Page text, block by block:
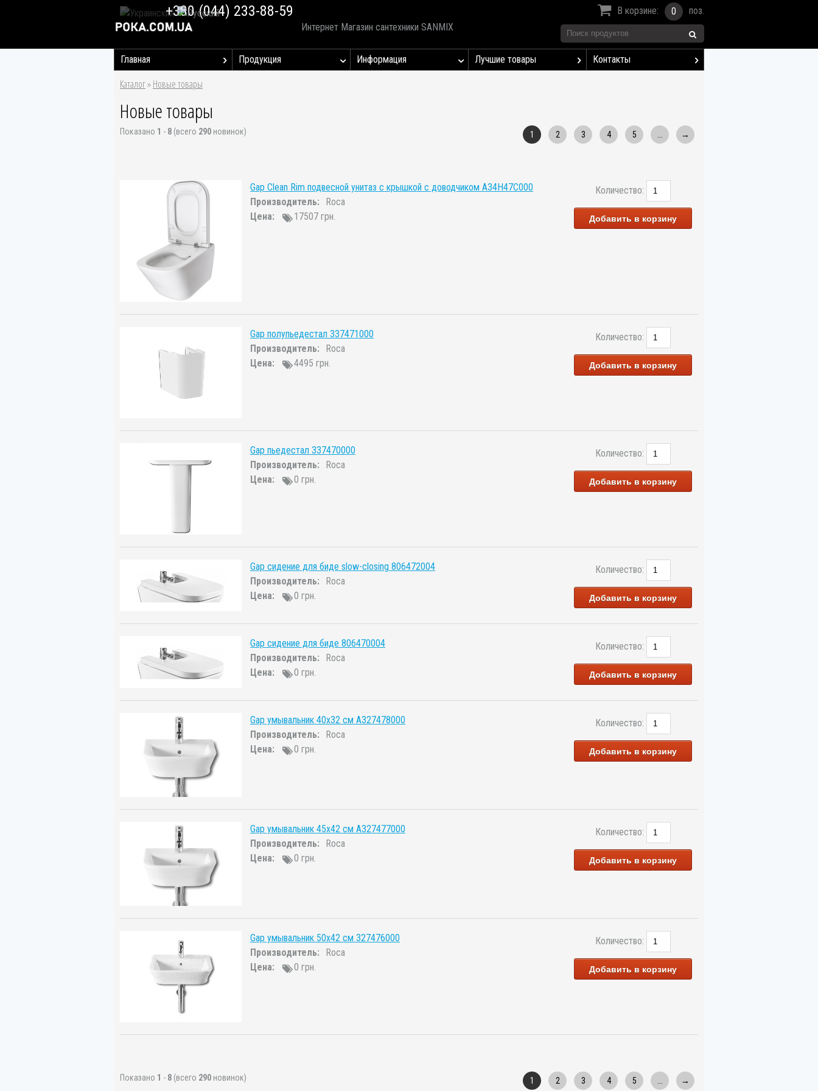
+380 (044) 233-88-59 В корзине: 0
поз.
Интернет Магазин сантехники SANMIX
Главная Продукция Информация Лучшие товары Контакты
Каталог»Новые товары
Новые товары
Показано 1 - 8 (всего 290 новинок) 1 2 3 4 5 →
Gap Clean Rim подвесной унитаз с крышкой с доводчиком A34H47C000
Производитель:
Roca
Цена:
17507 грн.
Количество:
Добавить в корзину
Gap полупьедестал 337471000
Производитель:
Roca
Цена:
4495 грн.
Количество:
Добавить в корзину
Gap пьедестал 337470000
Производитель:
Roca
Цена:
0 грн.
Количество:
Добавить в корзину
Gap сидение для биде slow-closing 806472004
Производитель:
Roca
Цена:
0 грн.
Количество:
Добавить в корзину
Gap сидение для биде 806470004
Производитель:
Roca
Цена:
0 грн.
Количество:
Добавить в корзину
Gap умывальник 40x32 см A327478000
Производитель:
Roca
Цена:
0 грн.
Количество:
Добавить в корзину
Gap умывальник 45x42 см A327477000
Производитель:
Roca
Цена:
0 грн.
Количество:
Добавить в корзину
Gap умывальник 50x42 см 327476000
Производитель:
Roca
Цена:
0 грн.
Количество:
Добавить в корзину
Показано 1 - 8 (всего 290 новинок) 1 2 3 4 5 →